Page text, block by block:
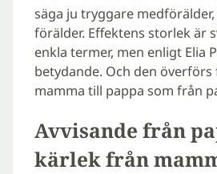
säga ju tryggare
förälder. Effektens storlek är
enkla termer, men enligt Elia
betydande. Och den överförs
mamma till pappa som från
Avvisande från
kärlek från